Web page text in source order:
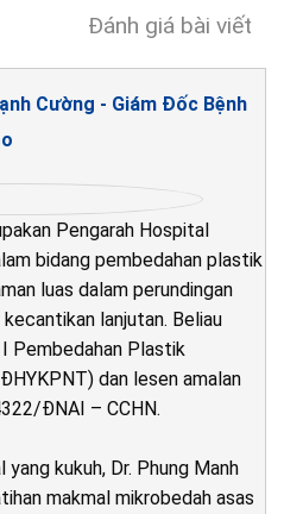
Đánh giá bài viết
Cường - Giám Đốc Bệnh
Pengarah Hospital
bidang pembedahan plastik
luas dalam perundingan
lanjutan. Beliau
Pembedahan Plastik
dan lesen amalan
ĐNAI – CCHN.
kukuh, Dr. Phung Manh
makmal mikrobedah asas